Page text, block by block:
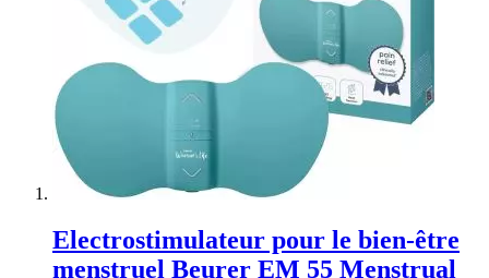
Electrostimulateur pour le bien-être
menstruel Beurer EM 55 Menstrual